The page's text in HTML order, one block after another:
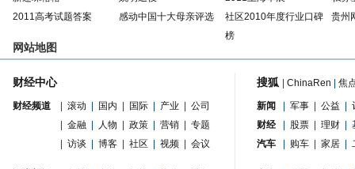
2011高考试题答案
感动中国十大母亲评选
社区2010年度行业口碑
榜
贵州
网站地图
财经中心
财经频道 滚动 国内 国际 产业
公司
金融 人物 政策 营销
专题
访谈 博客 社区 视频 会议
搜狐 ChinaRen 焦
新闻 军事 公益
财经
股票 理财
汽车
购车 家居